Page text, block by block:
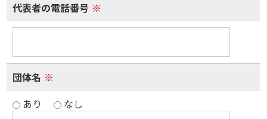
代表者の電話番号 ※
団体名 ※
あり
なし